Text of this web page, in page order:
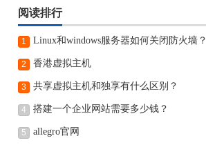
阅读排行
1 Linux和windows服务器如何关闭防火墙？
2 香港虚拟主机
3 共享虚拟主机和独享有什么区别？
4 搭建一个企业网站需要多少钱？
5 allegro官网